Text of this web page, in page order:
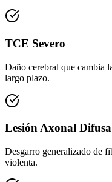
TCE Severo
Daño cerebral que cambia
largo plazo.
Lesión Axonal Difusa
Desgarro generalizado de
violenta.